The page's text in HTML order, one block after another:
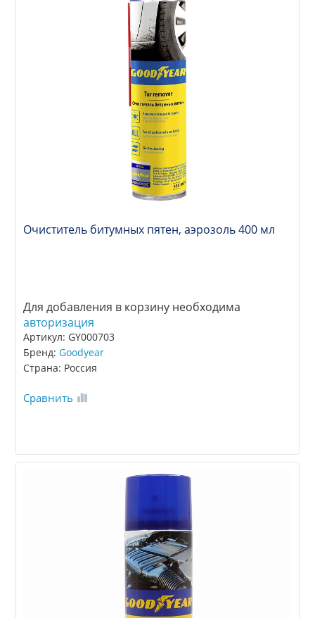
Очиститель битумных пятен, аэрозоль 400 мл
Для добавления в корзину необходима
авторизация
Артикул: GY000703
Бренд:Goodyear
Страна: Россия
Сравнить